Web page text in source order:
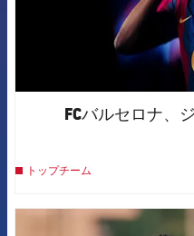
FCバルセロナ、
トップチーム